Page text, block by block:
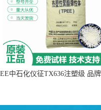
中石化仪征TX636注塑级 品